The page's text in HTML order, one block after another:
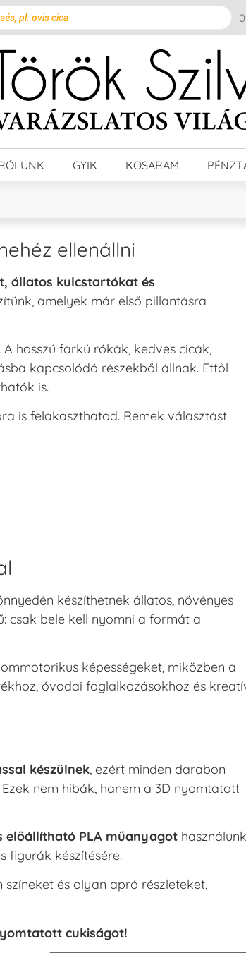
GYIK KOSARAM
ellenállni
állatos kulcstartókat és
amelyek már első pillantásra
A hosszú farkú rókák, kedves cicák,
kapcsolódó részekből állnak. Ettől
is.
is felakaszthatod. Remek választást
készíthetnek állatos, növényes
csak bele kell nyomni a formát a
képességeket, miközben a
óvodai foglalkozásokhoz és
készülnek , ezért minden darabon
nem hibák, hanem a 3D nyomtatott
előállítható PLA műanyagot
figurák készítésére.
és olyan apró részleteket,
cukiságot!